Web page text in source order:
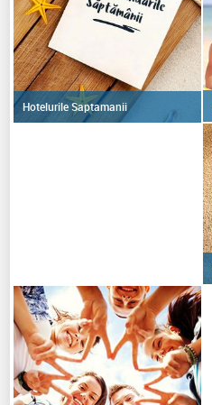
Hotelurile Saptamanii